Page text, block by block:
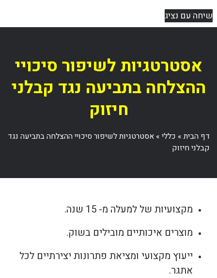
שיחה עם נציג
אסטרטגיות לשיפור סיכויי
ההצלחה בתביעה נגד קבלני
חיזוק
דף הבית» כללי» אסטרטגיות לשיפור סיכויי ההצלחה בתביעה נגד
קבלני חיזוק
מקצועיות של למעלה מ- 15 שנה.
מוצרים איכותיים מובילים בשוק.
ייעוץ מקצועי ומציאת פתרונות יצירתיים לכל
אתגר.